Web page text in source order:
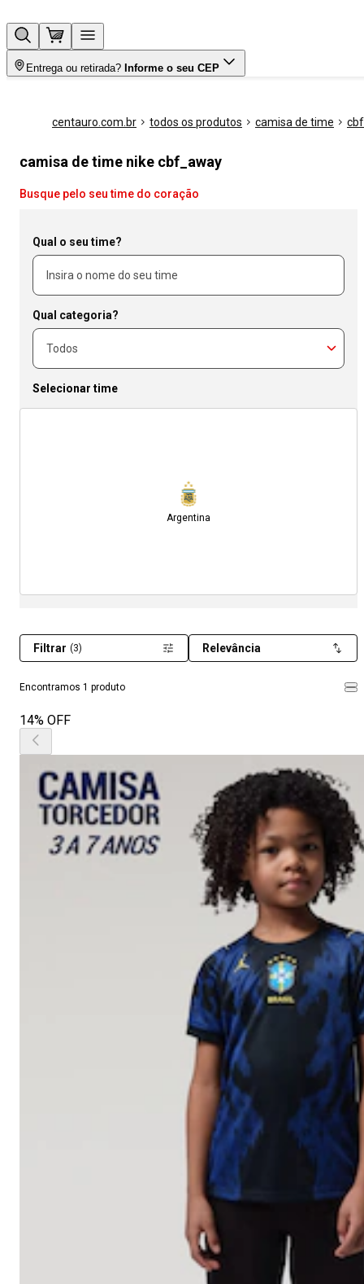
Entrega ou retirada? Informe o seu CEP
centauro.com.br todos os produtos camisa de time
camisa de time nike cbf_away
Busque pelo seu time do coração
Qual o seu time?
Qual categoria?
Selecionar time
Argentina
Encontramos 1 produto
Filtrar (3) Relevância
14% OFF